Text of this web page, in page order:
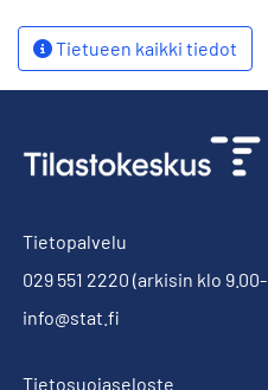
Tietueen kaikki tiedot
Tietopalvelu
029 551 2220 (arkisin klo 9.00-
info@stat.fi
Tietosuojaseloste